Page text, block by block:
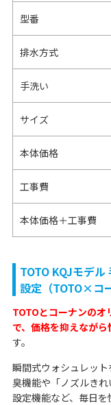
型番
排水方式
手洗い
サイズ
本体価格
工事費
本体価格＋工事費
TOTO KQJモデ
設定（TOTO×コ
TOTOとコーナンのオ
で、価格を抑えなが
す。
瞬間式ウォシュレッ
臭機能や「ノズルき
設定機能など、毎日を